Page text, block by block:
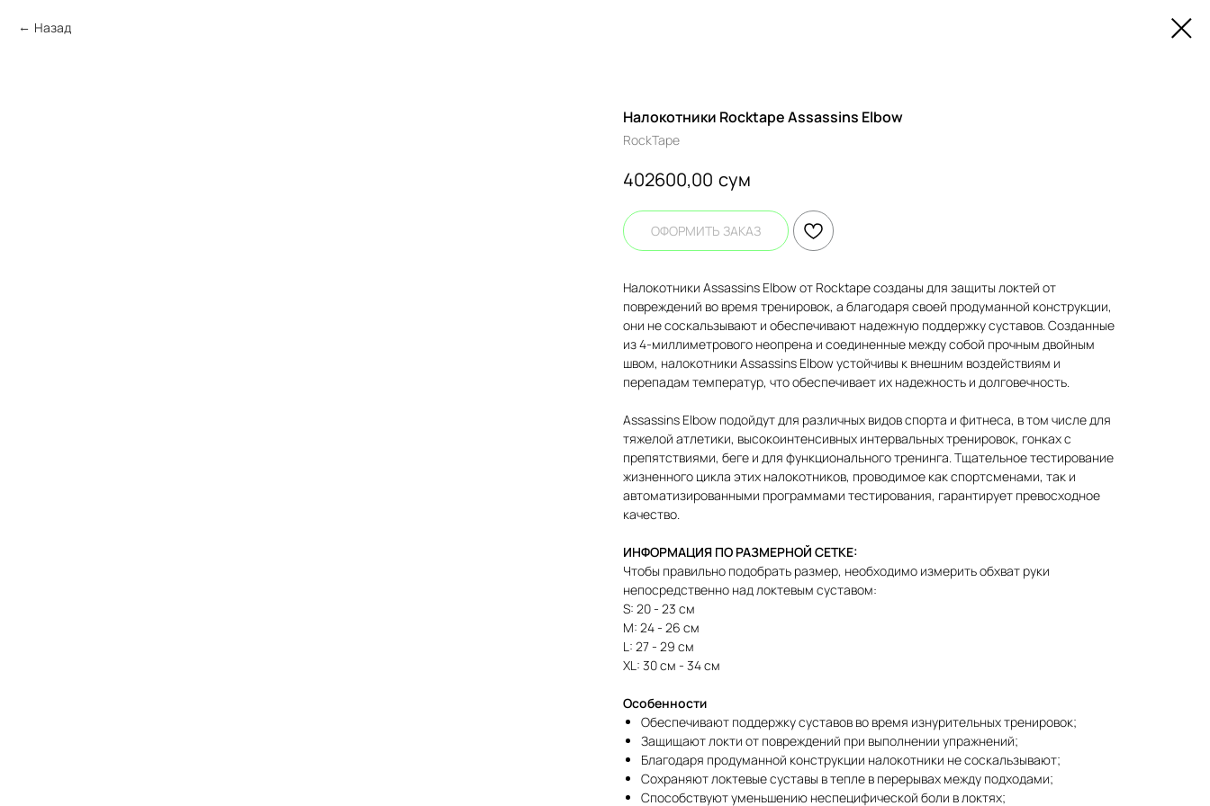
Назад
Налокотники Rocktape Assassins Elbow
RockTape
402600,00 сум
ОФОРМИТЬ ЗАКАЗ
Налокотники Assassins Elbow от Rocktape созданы для защиты локтей от
повреждений во время тренировок, а благодаря своей продуманной конструкции,
они не соскальзывают и обеспечивают надежную поддержку суставов. Созданные
из 4-миллиметрового неопрена и соединенные между собой прочным двойным
швом, налокотники Assassins Elbow устойчивы к внешним воздействиям и
перепадам температур, что обеспечивает их надежность и долговечность.
Assassins Elbow подойдут для различных видов спорта и фитнеса, в том числе для
тяжелой атлетики, высокоинтенсивных интервальных тренировок, гонках с
препятствиями, беге и для функционального тренинга. Тщательное тестирование
жизненного цикла этих налокотников, проводимое как спортсменами, так и
автоматизированными программами тестирования, гарантирует превосходное
качество.
ИНФОРМАЦИЯ ПО РАЗМЕРНОЙ СЕТКЕ:
Чтобы правильно подобрать размер, необходимо измерить обхват руки
непосредственно над локтевым суставом:
S: 20 - 23 см
M: 24 - 26 см
L: 27 - 29 см
XL: 30 см - 34 см
Особенности
Обеспечивают поддержку суставов во время изнурительных тренировок;
Защищают локти от повреждений при выполнении упражнений;
Благодаря продуманной конструкции налокотники не соскальзывают;
Сохраняют локтевые суставы в тепле в перерывах между подходами;
Способствуют уменьшению неспецифической боли в локтях;